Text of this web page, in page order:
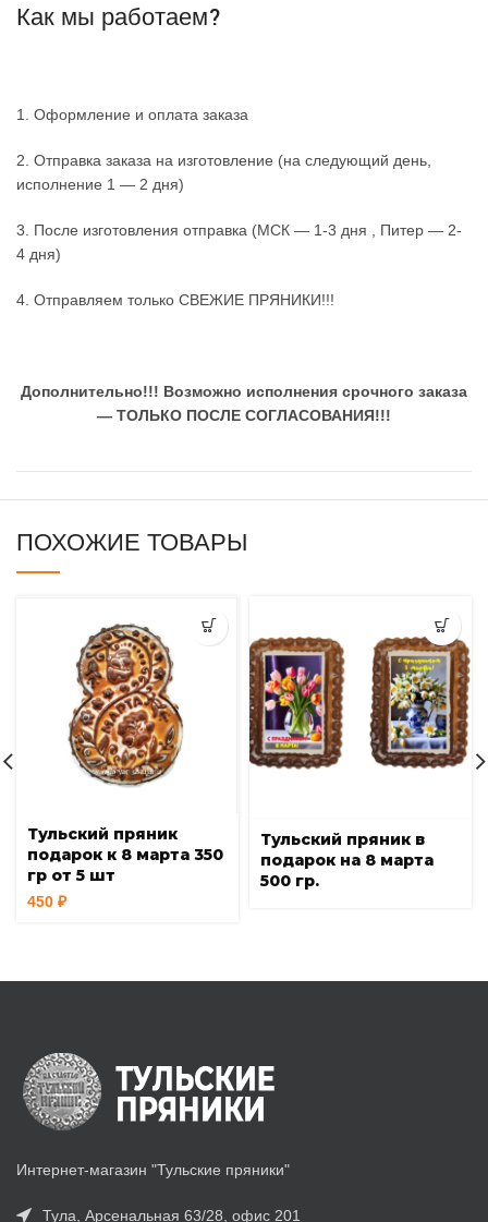
Как мы работаем?
1. Оформление и оплата заказа
2. Отправка заказа на изготовление (на следующий день,
исполнение 1 — 2 дня)
3. После изготовления отправка (МСК — 1-3 дня , Питер — 2-
4 дня)
4. Отправляем только СВЕЖИЕ ПРЯНИКИ!!!
Дополнительно!!! Возможно исполнения срочного заказа
— ТОЛЬКО ПОСЛЕ СОГЛАСОВАНИЯ!!!
ПОХОЖИЕ ТОВАРЫ
Тульский пряник
подарок к 8 марта 350
гр от 5 шт
450 ₽
Тульский пряник в
подарок на 8 марта
500 гр.
Интернет-магазин "Тульские пряники"
Тула, Арсенальная 63/28, офис 201